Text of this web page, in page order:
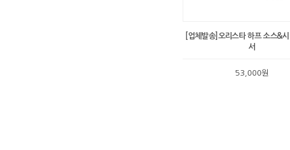
[업체발송]오리스타 하프 소스&
서
53,000원